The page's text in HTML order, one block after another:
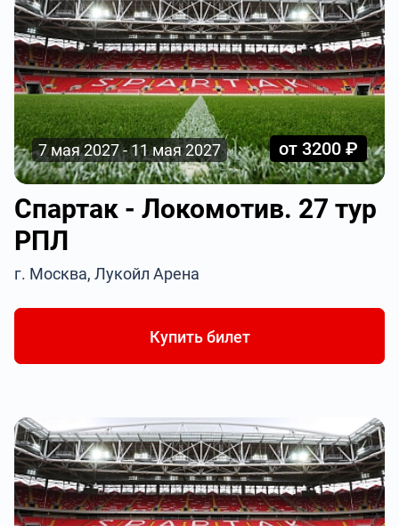
7 мая 2027 - 11 мая 2027 от 3200 ₽
Спартак - Локомотив. 27 тур
РПЛ
г. Москва, Лукойл Арена
Купить билет